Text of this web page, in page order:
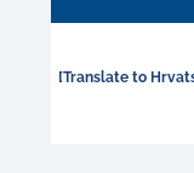
[Translate to